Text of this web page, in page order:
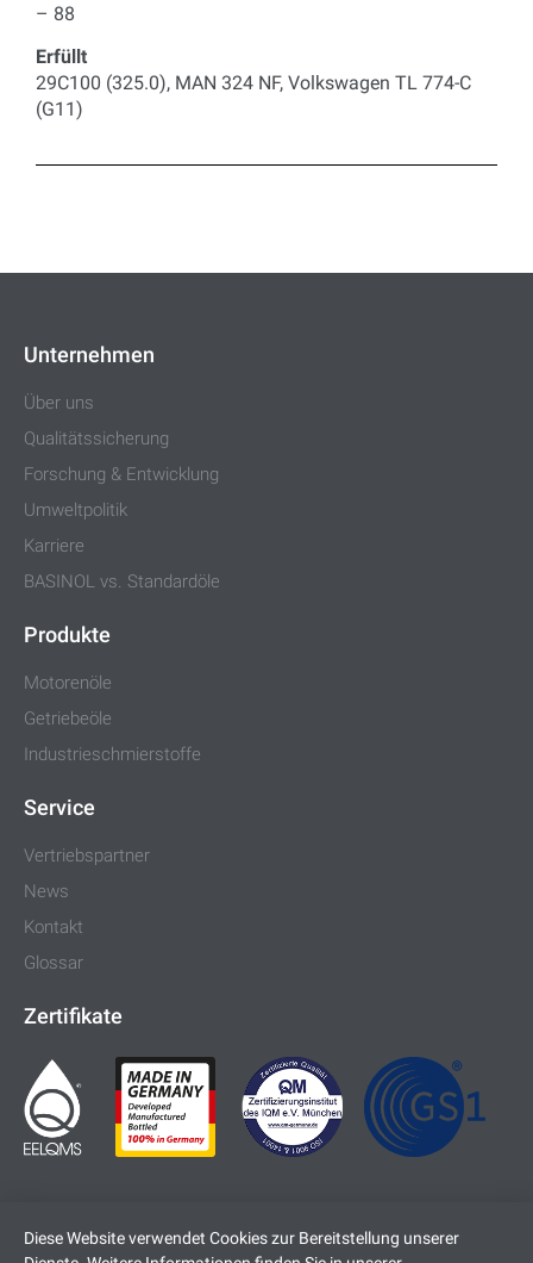
– 88
Erfüllt
29C100 (325.0), MAN 324 NF, Volkswagen TL 774-C
(G11)
Unternehmen
Über uns
Qualitätssicherung
Forschung & Entwicklung
Umweltpolitik
Karriere
BASINOL vs. Standardöle
Produkte
Motorenöle
Getriebeöle
Industrieschmierstoffe
Service
Vertriebspartner
News
Kontakt
Glossar
Zertifikate
Diese Website verwendet Cookies zur Bereitstellung unserer